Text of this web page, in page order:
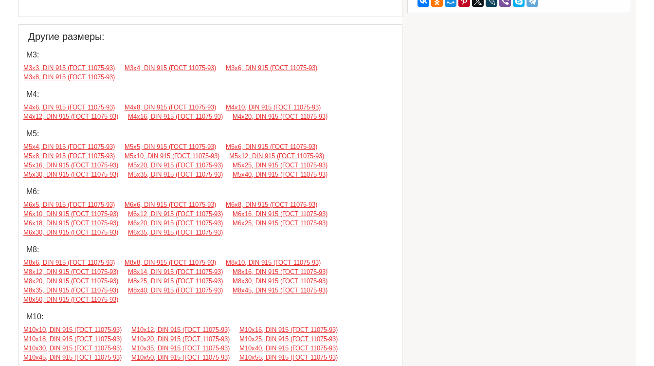
Другие размеры:
М3:
М3х3, DIN 915 (ГОСТ 11075-93) М3х4, DIN 915 (ГОСТ 11075-93)
М3х6, DIN 915 (ГОСТ 11075-93)
М3х8, DIN 915 (ГОСТ 11075-93)
М4:
М4х6, DIN 915 (ГОСТ 11075-93) М4х8, DIN 915 (ГОСТ 11075-93)
М4х10, DIN 915 (ГОСТ 11075-93)
М4х12, DIN 915 (ГОСТ 11075-93)
М4х16, DIN 915 (ГОСТ 11075-93) М4х20, DIN 915 (ГОСТ 11075-93)
М5:
М5х4, DIN 915 (ГОСТ 11075-93) М5х5, DIN 915 (ГОСТ 11075-93)
М5х6, DIN 915 (ГОСТ 11075-93)
М5х8, DIN 915 (ГОСТ 11075-93)
М5х10, DIN 915 (ГОСТ 11075-93)
М5х12, DIN 915 (ГОСТ 11075-93)
М5х16, DIN 915 (ГОСТ 11075-93)
М5х20, DIN 915 (ГОСТ 11075-93)
М5х25, DIN 915 (ГОСТ 11075-93)
М5х30, DIN 915 (ГОСТ 11075-93)
М5х35, DIN 915 (ГОСТ 11075-93) М5х40, DIN 915 (ГОСТ 11075-93)
М6:
М6х5, DIN 915 (ГОСТ 11075-93) М6х6, DIN 915 (ГОСТ 11075-93)
М6х8, DIN 915 (ГОСТ 11075-93)
М6х10, DIN 915 (ГОСТ 11075-93)
М6х12, DIN 915 (ГОСТ 11075-93)
М6х16, DIN 915 (ГОСТ 11075-93)
М6х18, DIN 915 (ГОСТ 11075-93)
М6х20, DIN 915 (ГОСТ 11075-93)
М6х25, DIN 915 (ГОСТ 11075-93)
М6х30, DIN 915 (ГОСТ 11075-93)
М6х35, DIN 915 (ГОСТ 11075-93)
М8:
М8х6, DIN 915 (ГОСТ 11075-93) М8х8, DIN 915 (ГОСТ 11075-93)
М8х10, DIN 915 (ГОСТ 11075-93)
М8х12, DIN 915 (ГОСТ 11075-93)
М8х14, DIN 915 (ГОСТ 11075-93)
М8х16, DIN 915 (ГОСТ 11075-93)
М8х20, DIN 915 (ГОСТ 11075-93)
М8х25, DIN 915 (ГОСТ 11075-93)
М8х30, DIN 915 (ГОСТ 11075-93)
М8х35, DIN 915 (ГОСТ 11075-93)
М8х40, DIN 915 (ГОСТ 11075-93)
М8х45, DIN 915 (ГОСТ 11075-93)
М8х50, DIN 915 (ГОСТ 11075-93)
М10:
М10х10, DIN 915 (ГОСТ 11075-93) М10х12, DIN 915 (ГОСТ 11075-93)
М10х16, DIN 915 (ГОСТ 11075-93)
М10х18, DIN 915 (ГОСТ 11075-93)
М10х20, DIN 915 (ГОСТ 11075-93)
М10х25, DIN 915 (ГОСТ 11075-93)
М10х30, DIN 915 (ГОСТ 11075-93)
М10х35, DIN 915 (ГОСТ 11075-93)
М10х40, DIN 915 (ГОСТ 11075-93)
М10х45, DIN 915 (ГОСТ 11075-93)
М10х50, DIN 915 (ГОСТ 11075-93) М10х55, DIN 915 (ГОСТ 11075-93)